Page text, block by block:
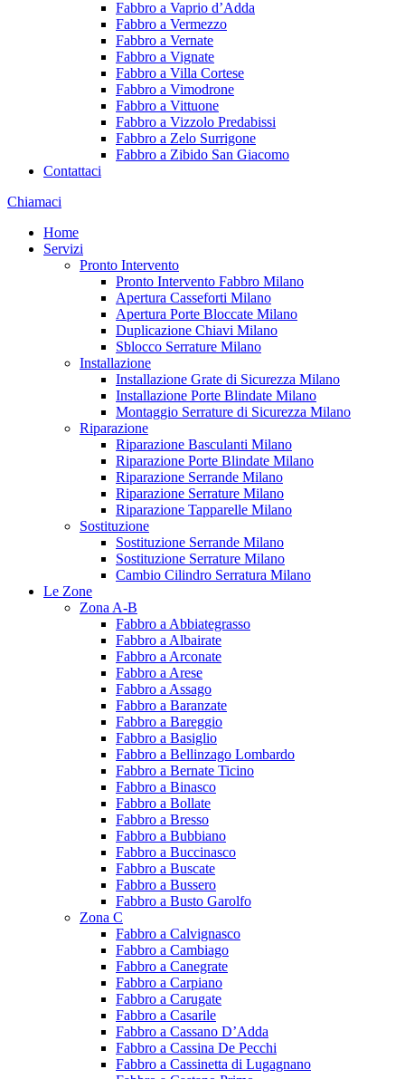
Fabbro a Vaprio d’Adda
Fabbro a Vermezzo
Fabbro a Vernate
Fabbro a Vignate
Fabbro a Villa Cortese
Fabbro a Vimodrone
Fabbro a Vittuone
Fabbro a Vizzolo Predabissi
Fabbro a Zelo Surrigone
Fabbro a Zibido San Giacomo
Contattaci
Chiamaci
Home
Servizi
Pronto Intervento
Pronto Intervento Fabbro Milano
Apertura Casseforti Milano
Apertura Porte Bloccate Milano
Duplicazione Chiavi Milano
Sblocco Serrature Milano
Installazione
Installazione Grate di Sicurezza Milano
Installazione Porte Blindate Milano
Montaggio Serrature di Sicurezza Milano
Riparazione
Riparazione Basculanti Milano
Riparazione Porte Blindate Milano
Riparazione Serrande Milano
Riparazione Serrature Milano
Riparazione Tapparelle Milano
Sostituzione
Sostituzione Serrande Milano
Sostituzione Serrature Milano
Cambio Cilindro Serratura Milano
Le Zone
Zona A-B
Fabbro a Abbiategrasso
Fabbro a Albairate
Fabbro a Arconate
Fabbro a Arese
Fabbro a Assago
Fabbro a Baranzate
Fabbro a Bareggio
Fabbro a Basiglio
Fabbro a Bellinzago Lombardo
Fabbro a Bernate Ticino
Fabbro a Binasco
Fabbro a Bollate
Fabbro a Bresso
Fabbro a Bubbiano
Fabbro a Buccinasco
Fabbro a Buscate
Fabbro a Bussero
Fabbro a Busto Garolfo
Zona C
Fabbro a Calvignasco
Fabbro a Cambiago
Fabbro a Canegrate
Fabbro a Carpiano
Fabbro a Carugate
Fabbro a Casarile
Fabbro a Cassano D’Adda
Fabbro a Cassina De Pecchi
Fabbro a Cassinetta di Lugagnano